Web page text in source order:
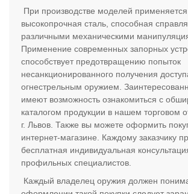
При производстве моделей применяется
высокопрочная сталь, способная
различными механическими
Применение современных запорных
способствует предотвращению попыток
несанкционированного получения
огнестрельным оружием.
имеют возможность ознакомиться с
каталогом продукции в нашем торговом
г. Львов. Также вы можете оформить
интернет-магазине. Каждому заказчику
бесплатная индивидуальная
профильных специалистов.
Каждый владелец оружия должен